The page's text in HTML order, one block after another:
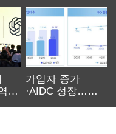
대
가입자 증가
·AIDC 성장…